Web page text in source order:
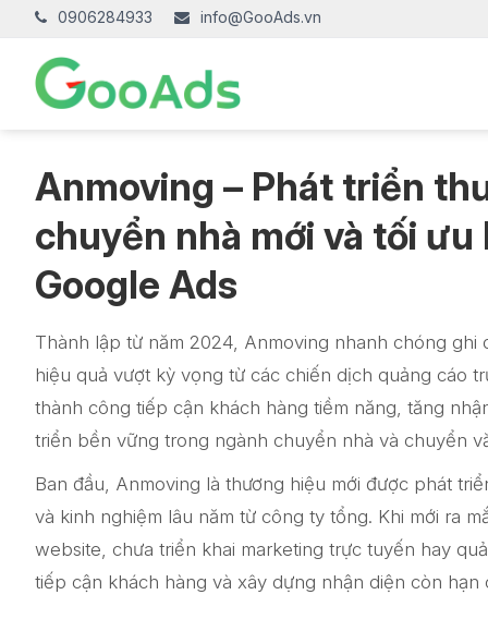
0906284933 info@GooAds.vn
Anmoving – Phát triển
chuyển nhà mới và tối ưu
Google Ads
Thành lập từ năm 2024, Anmoving nhanh chóng ghi
hiệu quả vượt kỳ vọng từ các chiến dịch quảng cáo
thành công tiếp cận khách hàng tiềm năng, tăng
triển bền vững trong ngành chuyển nhà và chuyển
Ban đầu, Anmoving là thương hiệu mới được phát
và kinh nghiệm lâu năm từ công ty tổng. Khi mới ra
website, chưa triển khai marketing trực tuyến hay
tiếp cận khách hàng và xây dựng nhận diện còn hạn